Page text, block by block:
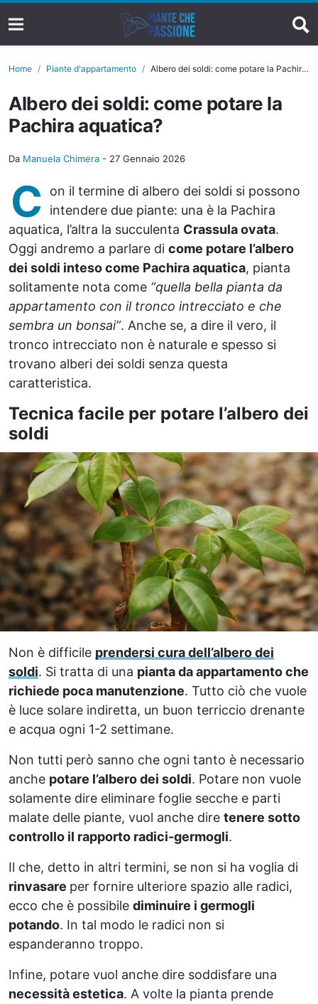
Home Piante d'appartamento Albero dei soldi: come potare la Pachira aquatica?
Albero dei soldi: come potare la
Pachira aquatica?
Da Manuela Chimera - 27 Gennaio 2026
C
on il termine di albero dei soldi si possono
intendere due piante: una è la Pachira
aquatica, l’altra la succulenta Crassula ovata.
Oggi andremo a parlare di come potare l’albero
dei soldi inteso come Pachira aquatica, pianta
solitamente nota come “quella bella pianta da
appartamento con il tronco intrecciato e che
sembra un bonsai”. Anche se, a dire il vero, il
tronco intrecciato non è naturale e spesso si
trovano alberi dei soldi senza questa
caratteristica.
Tecnica facile per potare l’albero dei
soldi
Non è difficile prendersi cura dell’albero dei
soldi. Si tratta di una pianta da appartamento che
richiede poca manutenzione. Tutto ciò che vuole
è luce solare indiretta, un buon terriccio drenante
e acqua ogni 1-2 settimane.
Non tutti però sanno che ogni tanto è necessario
anche potare l’albero dei soldi. Potare non vuole
solamente dire eliminare foglie secche e parti
malate delle piante, vuol anche dire tenere sotto
controllo il rapporto radici-germogli.
Il che, detto in altri termini, se non si ha voglia di
rinvasare per fornire ulteriore spazio alle radici,
ecco che è possibile diminuire i germogli
potando. In tal modo le radici non si
espanderanno troppo.
Infine, potare vuol anche dire soddisfare una
necessità estetica. A volte la pianta prende